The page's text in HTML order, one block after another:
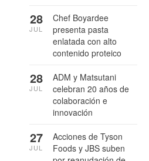
Chef Boyardee
presenta pasta
enlatada con alto
contenido proteico
28
JUL
ADM y Matsutani
celebran 20 años de
colaboración e
innovación
28
JUL
Acciones de Tyson
Foods y JBS suben
27
JUL